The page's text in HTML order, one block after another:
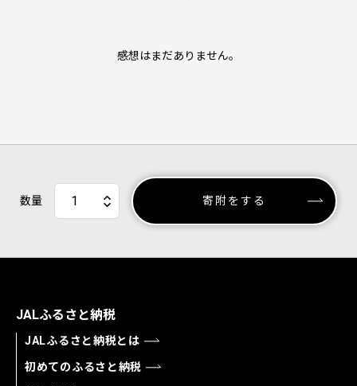
感想はまだありません。
数量 寄附をする
JALふるさと納税
JALふるさと納税とは
初めてのふるさと納税